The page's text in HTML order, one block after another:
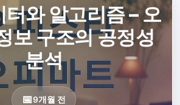
와 알고리즘 – 오
보 구조의 공정성
분석
9개월 전